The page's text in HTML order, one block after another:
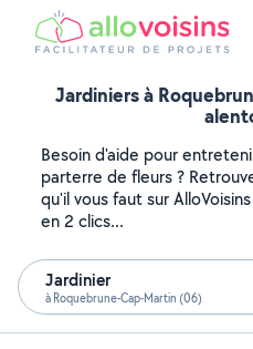
Jardiniers à
Besoin d'aide pour
parterre de fleurs ?
qu'il vous faut sur
en 2 clics...
Jardinier
à Roquebrune-Cap-Martin (06)